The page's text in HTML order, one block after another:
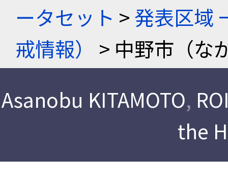
ータセット >発表区域
戒情報）
> 中野市（な
Asanobu KITAMOTO,
the